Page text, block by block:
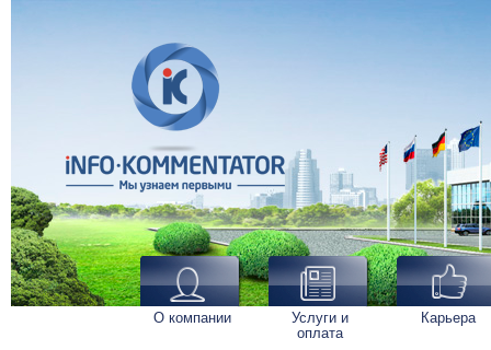
О компании
Услуги и
оплата
Карьера